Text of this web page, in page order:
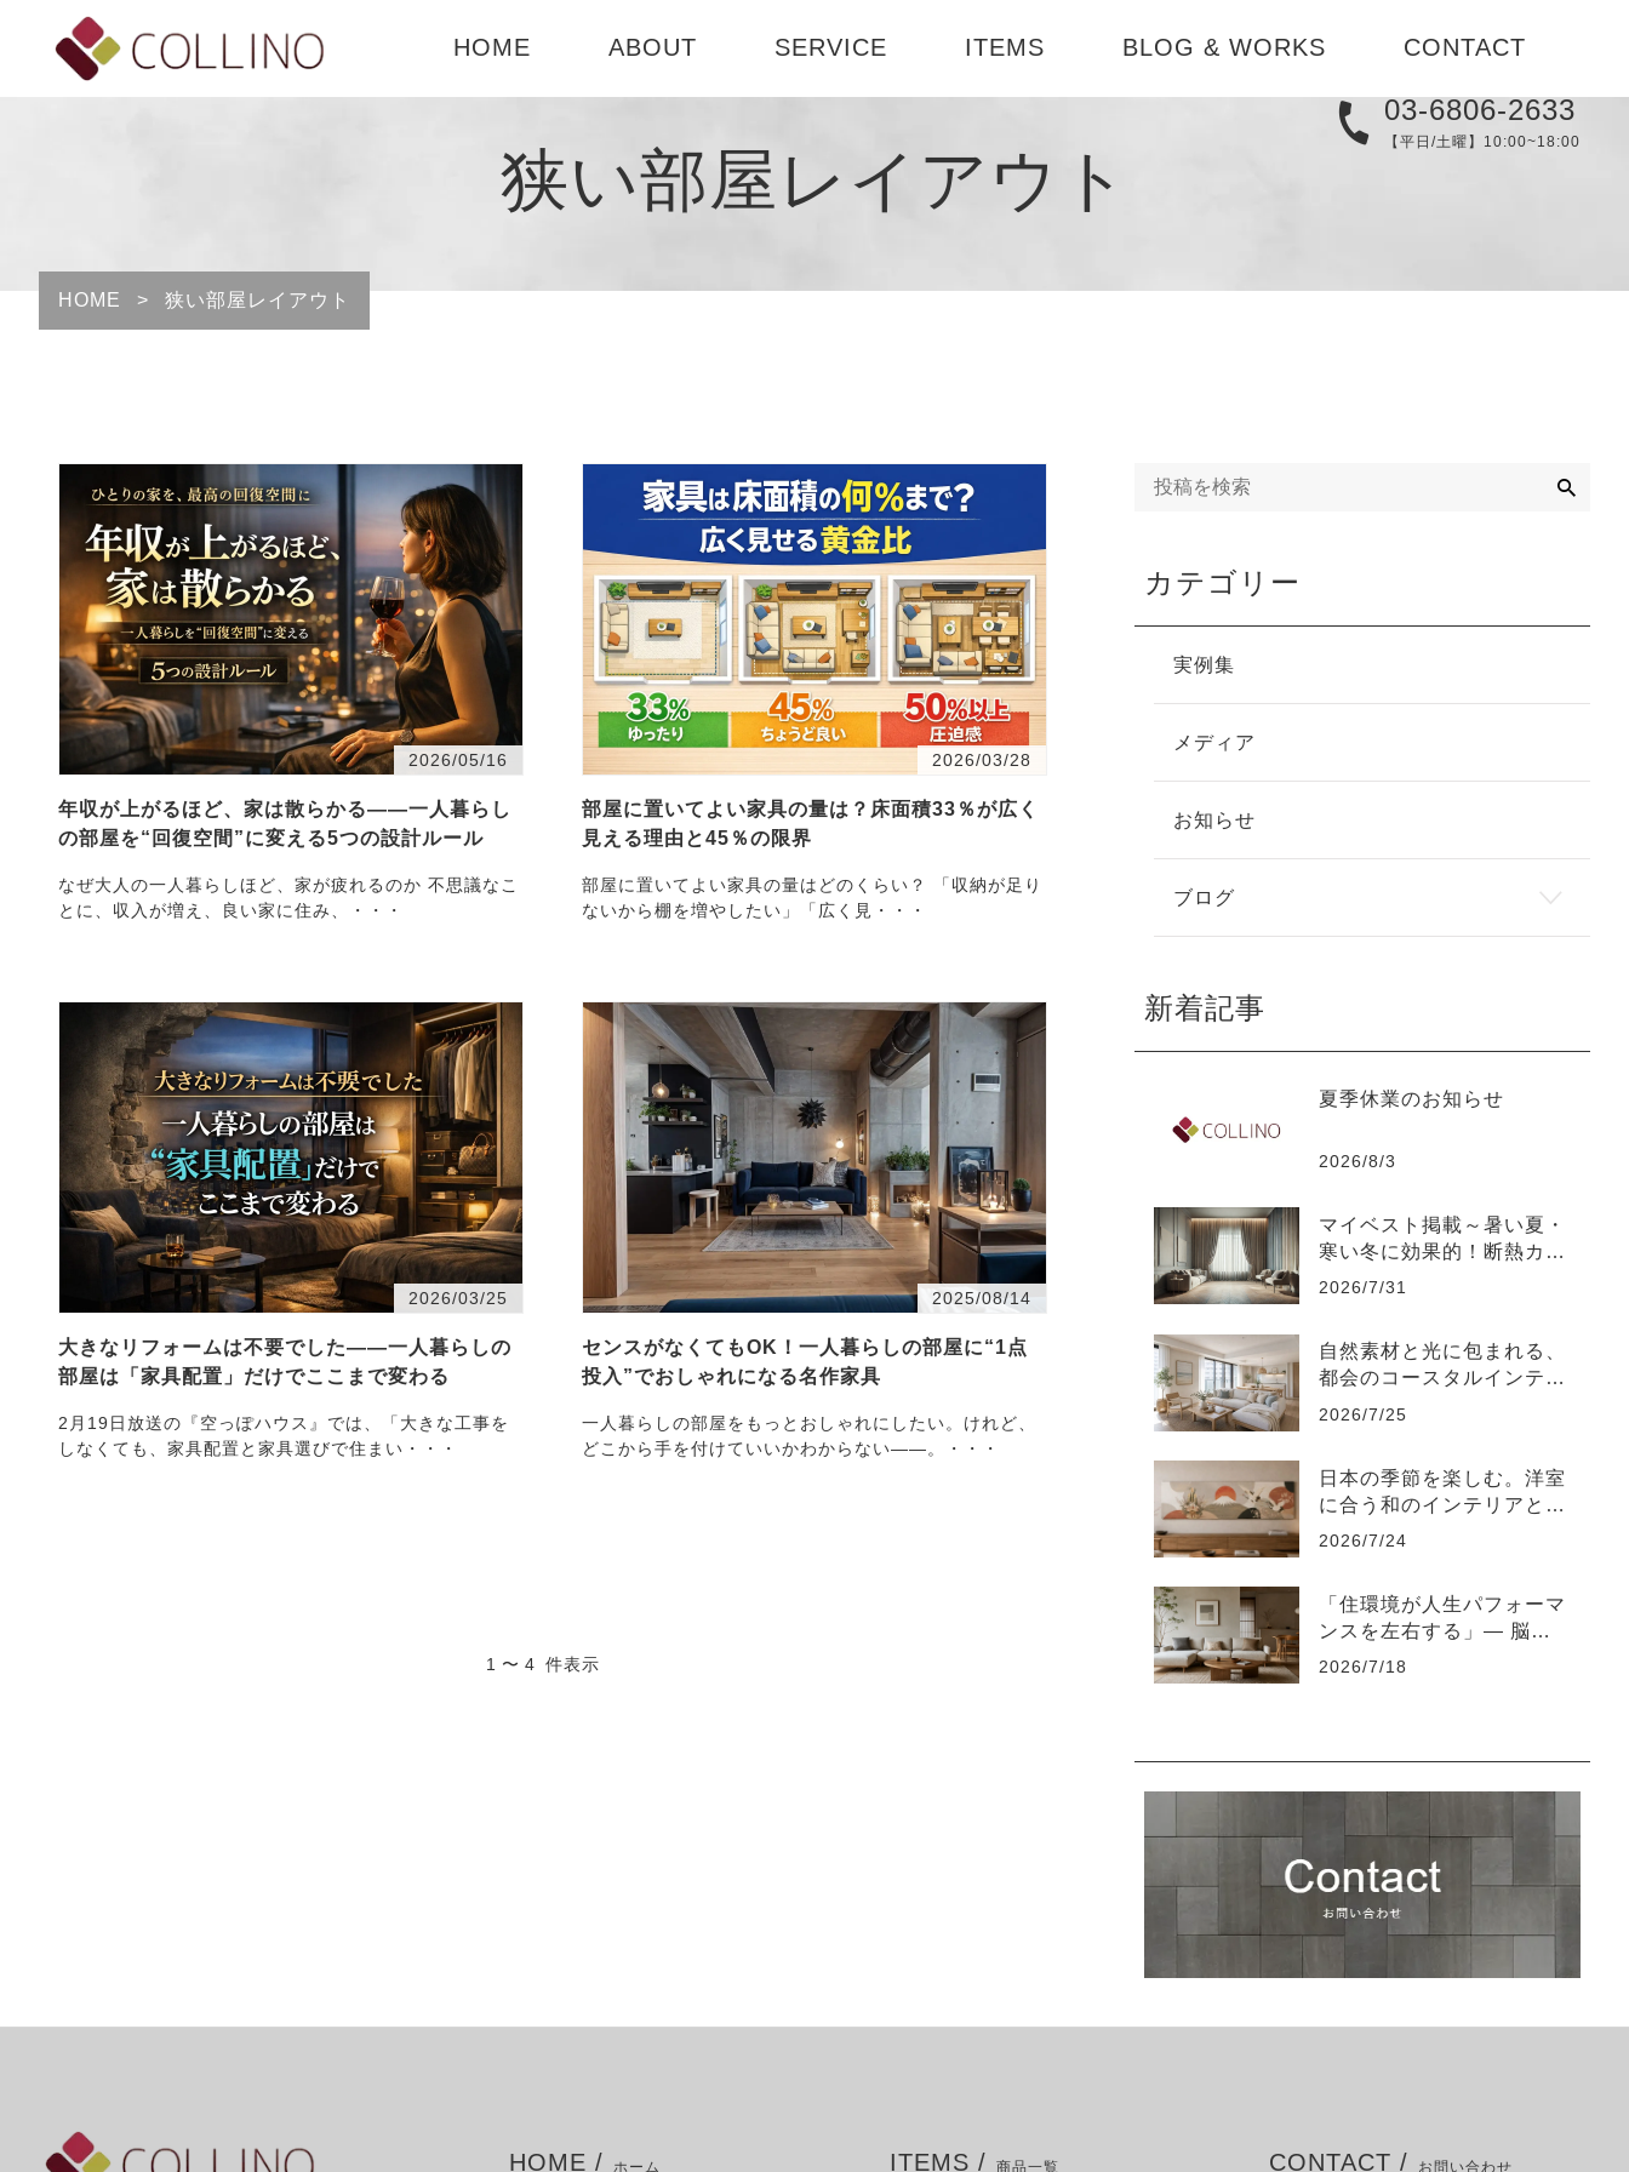
HOME ABOUT
社会活動
SERVICE
1DAY模様替え
インテリアセミナー
ITEMS BLOG & WORKS CONTACT
03-6806-2633
【平日/土曜】10:00~18:00
狭い部屋レイアウト
HOME > 狭い部屋レイアウト
2026/05/16
年収が上がるほど、家は散らかる――一人暮らし
の部屋を“回復空間”に変える5つの設計ルール
なぜ大人の一人暮らしほど、家が疲れるのか 不思議なこ
とに、収入が増え、良い家に住み、・・・
2026/03/28
部屋に置いてよい家具の量は？床面積33％が広く
見える理由と45％の限界
部屋に置いてよい家具の量はどのくらい？ 「収納が足り
ないから棚を増やしたい」「広く見・・・
2026/03/25
大きなリフォームは不要でした――一人暮らしの
部屋は「家具配置」だけでここまで変わる
2月19日放送の『空っぽハウス』では、「大きな工事を
しなくても、家具配置と家具選びで住まい・・・
2025/08/14
センスがなくてもOK！一人暮らしの部屋に“1点
投入”でおしゃれになる名作家具
一人暮らしの部屋をもっとおしゃれにしたい。けれど、
どこから手を付けていいかわからない――。・・・
1 〜 4 件表示
カテゴリー
実例集
メディア
お知らせ
ブログ
新着記事
夏季休業のお知らせ
2026/8/3
マイベスト掲載～暑い夏・
寒い冬に効果的！断熱カー
テンのおすすめ人気ランキ
2026/7/31
自然素材と光に包まれる、
都会のコースタルインテリ
ア-江東区
2026/7/25
日本の季節を楽しむ。洋室
に合う和のインテリアと飾
り方
2026/7/24
「住環境が人生パフォーマ
ンスを左右する」― 脳を
疲れさせない“知的な住環
2026/7/18
HOME / ホーム ITEMS / 商品一覧 CONTACT / お問い合わせ